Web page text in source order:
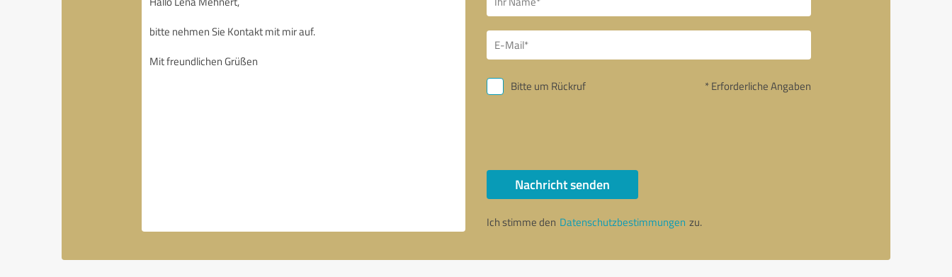
Bitte um Rückruf * Erforderliche Angaben
Nachricht senden
Ich stimme den Datenschutzbestimmungen zu.